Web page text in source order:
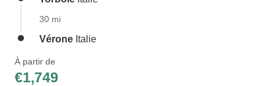
30 mi
Vérone Italie
À partir de
€1,749